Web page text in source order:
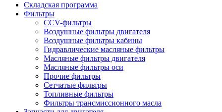
Складская программа
Фильтры
CCV-фильтры
Воздушные фильтры двигателя
Воздушные фильтры кабины
Гидравлические масляные фильтры
Масляные фильтры двигателя
Масляные фильтры оси
Прочие фильтры
Сетчатые фильтры
Топливные фильтры
Фильтры трансмиссионного масла